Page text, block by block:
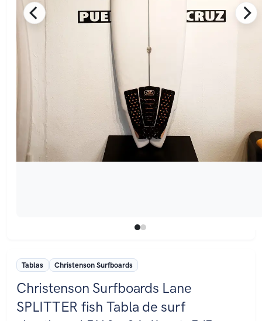
Tablas Christenson Surfboards
Christenson Surfboards Lane
SPLITTER fish Tabla de surf